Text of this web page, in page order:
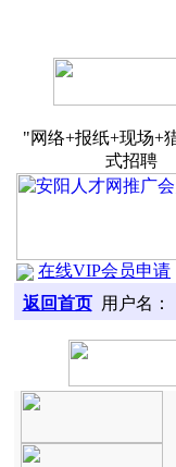
"网络+报纸+现场+
式招聘
在线VIP会员申请
返回首页
用户名：